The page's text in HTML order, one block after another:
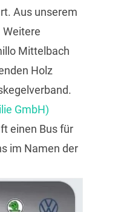
Aus unserem
Weitere
Mittelbach
Holz
GmbH)
einen Bus für
im Namen der